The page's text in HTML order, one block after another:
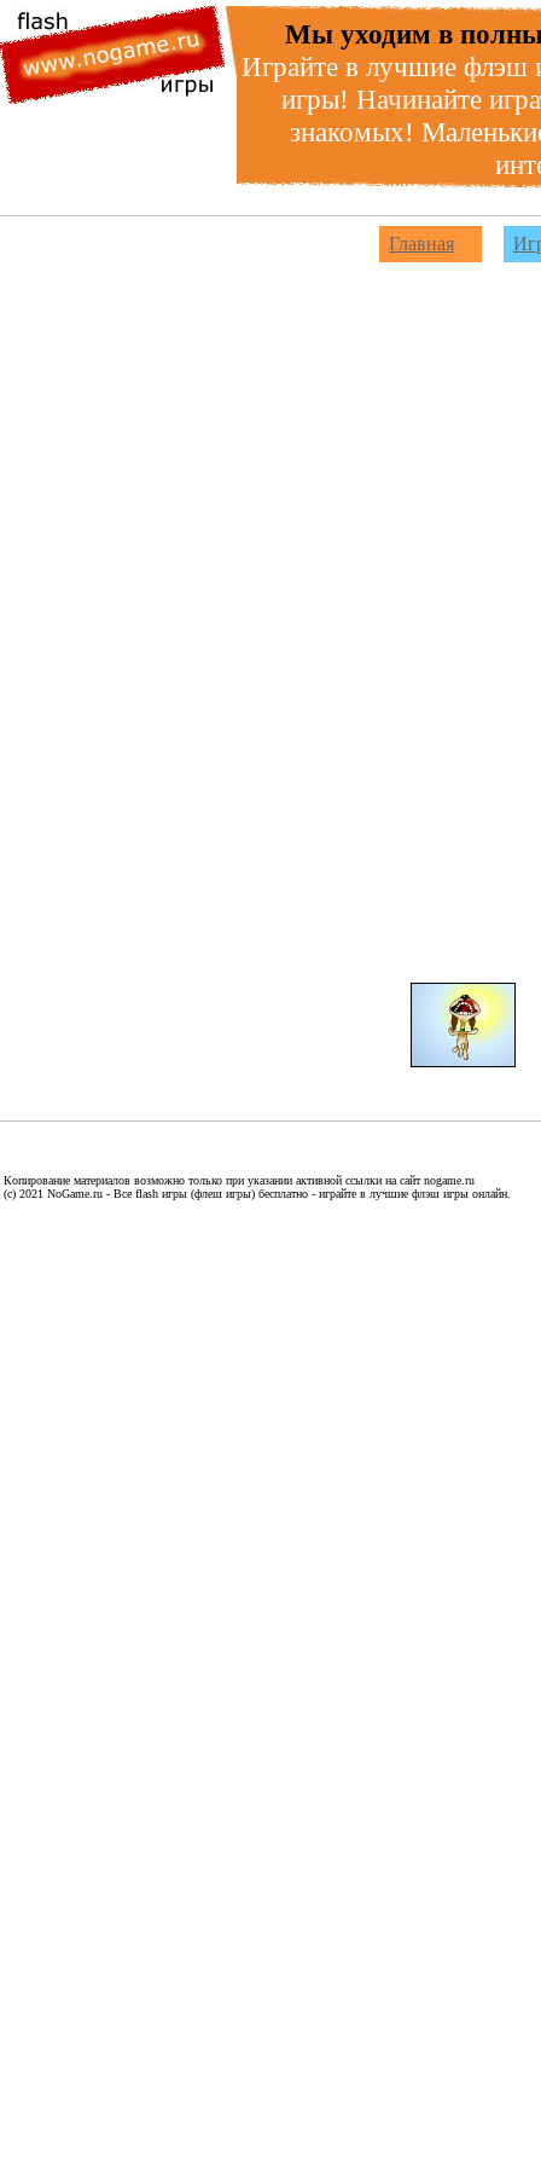
Мы уходим в
Играйте в лучшие флэш
игры! Начинайте
знакомых!
Главная
Копирование материалов возможно только при указании активной ссылки на сайт nogame.ru
(c) 2021 NoGame.ru - Все flash игры (флеш игры) бесплатно - играйте в лучшие флэш игры онлайн.